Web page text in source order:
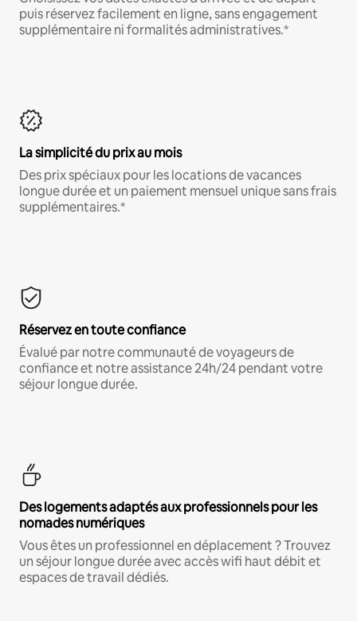
puis réservez facilement en ligne, sans engagement
supplémentaire ni formalités administratives.*
La simplicité du prix au mois
Des prix spéciaux pour les locations de vacances
longue durée et un paiement mensuel unique sans frais
supplémentaires.*
Réservez en toute confiance
Évalué par notre communauté de voyageurs de
confiance et notre assistance 24h/24 pendant votre
séjour longue durée.
Des logements adaptés aux professionnels pour les
nomades numériques
Vous êtes un professionnel en déplacement ? Trouvez
un séjour longue durée avec accès wifi haut débit et
espaces de travail dédiés.